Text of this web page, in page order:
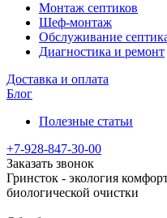
Монтаж септиков
Шеф-монтаж
Обслуживание
Диагностика и ремонт
Доставка и оплата
Блог
Полезные статьи
+7-928-847-30-00
Заказать звонок
Гринсток - экология
биологической очистки